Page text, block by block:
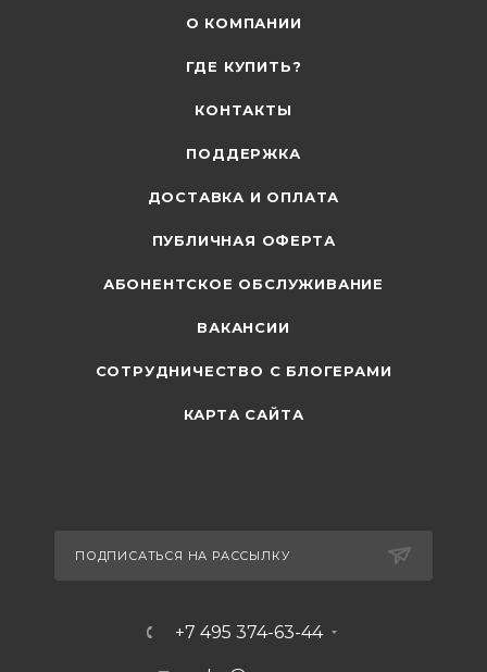
О КОМПАНИИ
ГДЕ КУПИТЬ?
КОНТАКТЫ
ПОДДЕРЖКА
ДОСТАВКА И ОПЛАТА
ПУБЛИЧНАЯ ОФЕРТА
АБОНЕНТСКОЕ ОБСЛУЖИВАНИЕ
ВАКАНСИИ
СОТРУДНИЧЕСТВО С БЛОГЕРАМИ
КАРТА САЙТА
ПОДПИСАТЬСЯ НА РАССЫЛКУ
+7 495 374-63-44